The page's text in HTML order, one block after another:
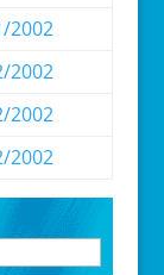
2002
2002
2002
2002